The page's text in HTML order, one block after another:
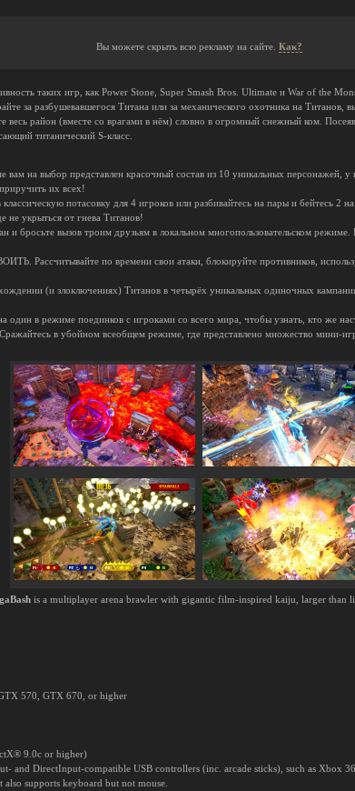
Вы можете скрыть всю рекламу на сайте. Как?
таких игр, как Power Stone, Super Smash Bros. Ultimate и War of the
за разбушевавшегося Титана или за механического охотника на Титанов,
весь район (вместе со врагами в нём) словно в огромный снежный ком.
титанический S-класс.
на выбор представлен красочный состав из 10 уникальных персонажей, у
их всех!
потасовку для 4 игроков или разбивайтесь на пары и бейтесь 2
не укрыться от гнева Титанов!
вызов троим друзьям в локальном многопользовательском режиме.
по времени свои атаки, блокируйте противников,
(и злоключениях) Титанов в четырёх уникальных одиночных
в режиме поединков с игроками со всего мира, чтобы узнать, кто же
в убойном всеобщем режиме, где представлено множество мини-игр
is a multiplayer arena brawler with gigantic film-inspired kaiju, larger than
570, GTX 670, or higher
9.0c or higher)
and DirectInput-compatible USB controllers (inc. arcade sticks), such as Xbox
supports keyboard but not mouse.